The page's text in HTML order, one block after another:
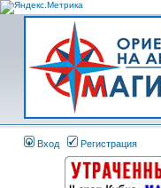
Вход Регистрация